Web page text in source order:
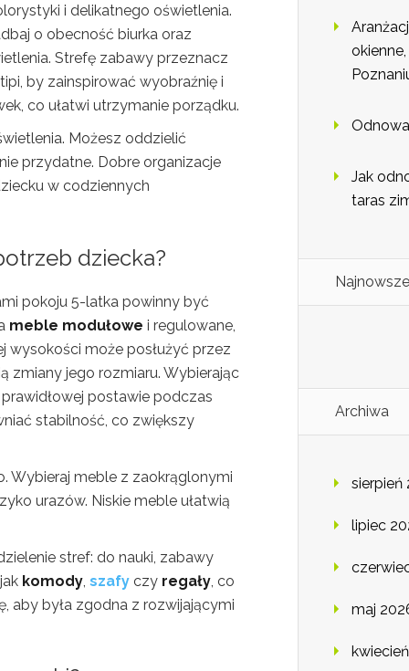
i delikatnego oświetlenia.
o obecność biurka oraz
Strefę zabawy przeznacz
by zainspirować wyobraźnię i
co ułatwi utrzymanie porządku.
Możesz oddzielić
przydatne. Dobre organizacje
w codziennych
dziecka?
pokoju 5-latka powinny być
meble modułowe i regulowane,
może posłużyć przez
zmiany jego rozmiaru. Wybierając
postawie podczas
stabilność, co zwiększy
Wybieraj meble z zaokrąglonymi
urazów. Niskie meble ułatwią
stref: do nauki, zabawy
komody szafy czy regały , co
aby była zgodna z rozwijającymi
Jak
taras
Archiwa
sierpień
lipiec
maj